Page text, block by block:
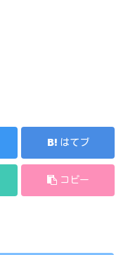
はてブ
コピー